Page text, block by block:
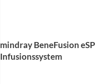
mindray BeneFusion eSP
Infusionssystem